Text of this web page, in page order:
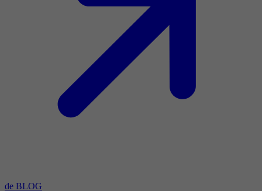
de BLOG